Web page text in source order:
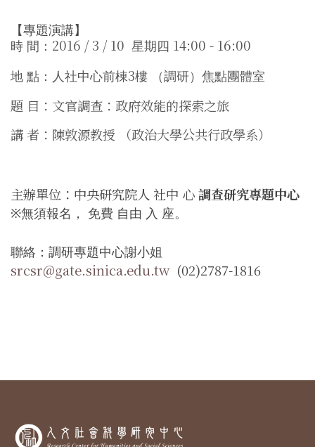
【專題演講】
時 間： 2016 / 3 / 10 星期四 14:00 - 16:00
地 點：人社中心前棟3樓 （調研）焦點團體室
題 目：文官調查：政府效能的探索之旅
講 者：陳敦源教授 （政治大學公共行政學系）
主辦單位：中央研究院人 社中 心調查研究專題中心
※無須報名， 免費 自由 入 座。
聯絡：調研專題中心謝小姐
srcsr@gate.sinica.edu.tw(02)2787-1816